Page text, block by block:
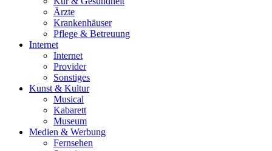
Ärzte
Krankenhäuser
Pflege & Betreuung
Internet
Internet
Provider
Sonstiges
Kunst & Kultur
Musical
Kabarett
Museum
Medien & Werbung
Fernsehen